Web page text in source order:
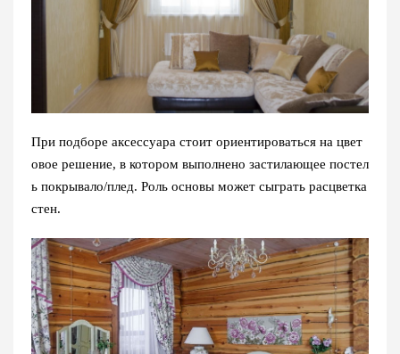
При подборе аксессуара стоит ориентироваться на цвет
овое решение, в котором выполнено застилающее постел
ь покрывало/плед. Роль основы может сыграть расцветка
стен.